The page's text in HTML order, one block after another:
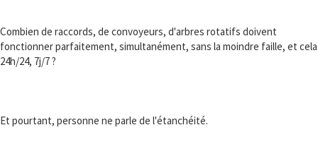
Combien de raccords, de convoyeurs, d'arbres rotatifs doivent
fonctionner parfaitement, simultanément, sans la moindre faille, et cela
24h/24, 7j/7 ?
Et pourtant, personne ne parle de l'étanchéité.